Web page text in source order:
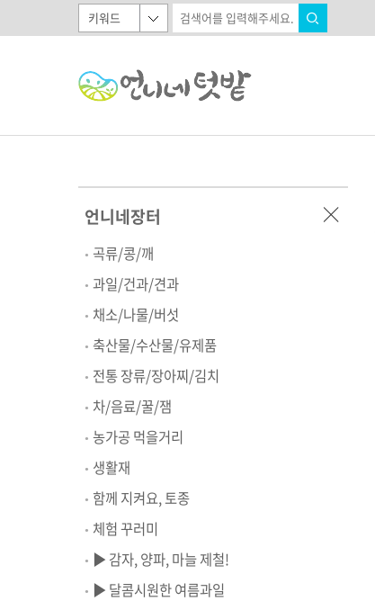
언니네장터
곡류/콩/깨
과일/건과/견과
채소/나물/버섯
축산물/수산물/유제품
전통 장류/장아찌/김치
차/음료/꿀/잼
농가공 먹을거리
생활재
함께 지켜요, 토종
체험 꾸러미
▶ 감자, 양파, 마늘 제철!
▶ 달콤시원한 여름과일